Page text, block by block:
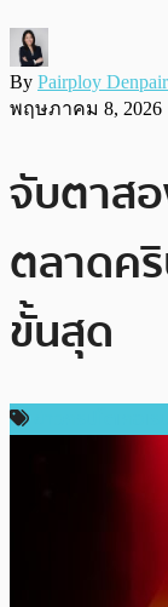
By Pairploy
พฤษภาคม 8, 2026
จับตาส
ตลาดคริ
ขั้นสุด